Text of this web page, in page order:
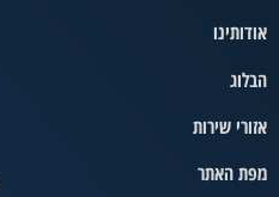
אודותינו
הבלוג
אזורי שירות
מפת האתר